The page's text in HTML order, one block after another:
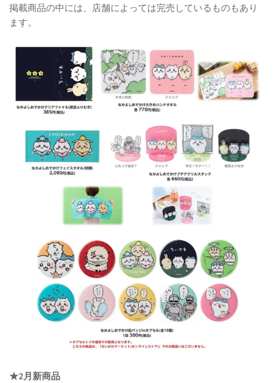
掲載商品の中には、店舗によっては完売しているものもあり
ます。
★2月新商品